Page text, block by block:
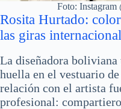
Foto: Instagram
Rosita Hurtado:
las giras
La diseñadora boliviana
huella en el vestuario de
relación con el artista
profesional: